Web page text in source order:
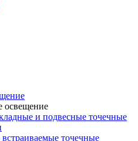
освещение
и подвесные точечные
точечные